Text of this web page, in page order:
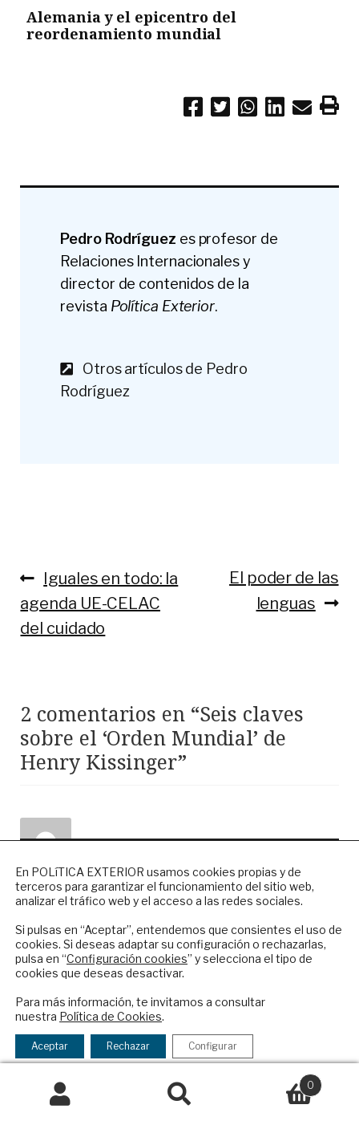
Alemania y el epicentro del
reordenamiento mundial
Pedro Rodríguez es profesor de
Relaciones Internacionales y
director de contenidos de la
revista Política Exterior.
Otros artículos de Pedro
Rodríguez
Navegación
de
entradas
Anterior:
Iguales en todo: la
agenda UE-CELAC
del cuidado
Siguiente:
El poder de las
lenguas
2 comentarios en “Seis claves
sobre el ‘Orden Mundial’ de
Henry Kissinger”
Gustavo Parra
2 diciembre, 2023
De Henry Kissinger se podrá decír
cualquier agravio, pero es innegable su
aporte en la configuración del mundo de
la postguerra, y la influencia de sus ideas
en el diseño de la era postmoderna.
Buscar
0
En POLíTICA EXTERIOR usamos cookies propias y de
terceros para garantizar el funcionamiento del sitio web,
analizar el tráfico web y el acceso a las redes sociales.
Si pulsas en “Aceptar”, entendemos que consientes el uso de
cookies. Si deseas adaptar su configuración o rechazarlas,
pulsa en “Configuración cookies” y selecciona el tipo de
cookies que deseas desactivar.
Para más información, te invitamos a consultar
nuestra Política de Cookies.
Aceptar Rechazar Configurar
NEWSLETTER
Suscríbase a nuestro boletín electrónico y
reciba en su correo el mejor análisis
internacional en español.
Checkbox
acepto
la
política
de
política de privacidad